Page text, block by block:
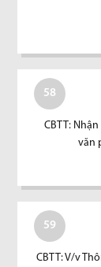
58
CBTT:
văn
59
CBTT: V/v